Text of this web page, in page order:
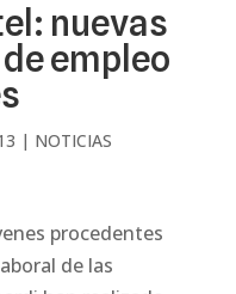
nuevas
empleo
| NOTICIAS
procedentes
de las